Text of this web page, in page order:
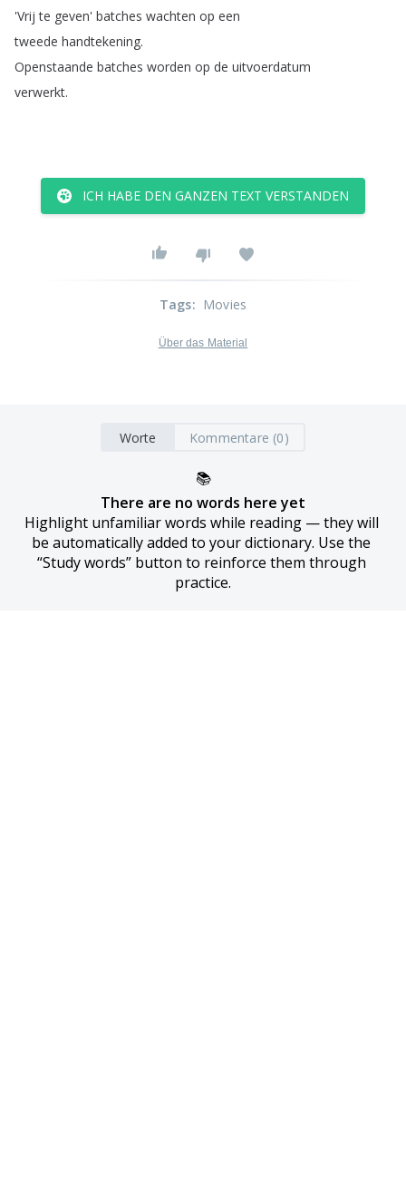
'Vrij te geven' batches wachten op een
tweede handtekening.
Openstaande batches worden op de uitvoerdatum
verwerkt.
ICH HABE DEN GANZEN TEXT VERSTANDEN
Tags: Movies
Über das Material
Worte Kommentare (0)
📚
There are no words here yet
Highlight unfamiliar words while reading — they will
be automatically added to your dictionary. Use the
“Study words” button to reinforce them through
practice.